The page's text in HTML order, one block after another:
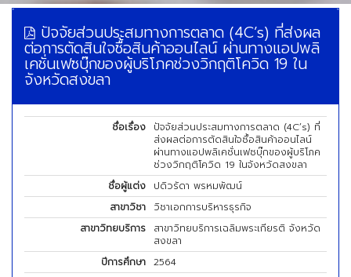
ปัจจัยส่วนประสมทางการตลาด (4C’s) ที่ส่งผล
ต่อการตัดสินใจซื้อสินค้าออนไลน์ ผ่านทางแอปพลิ
เคชั่นเฟซบุ๊กของผู้บริโภคช่วงวิกฤติโควิด 19 ใน
จังหวัดสงขลา
ชื่อเรื่อง
ปัจจัยส่วนประสมทางการตลาด (4C’s) ที่
ส่งผลต่อการตัดสินใจซื้อสินค้าออนไลน์
ผ่านทางแอปพลิเคชั่นเฟซบุ๊กของผู้บริโภค
ช่วงวิกฤติโควิด 19 ในจังหวัดสงขลา
ชื่อผู้แต่ง
ปดิวรัดา พรหมพัฒน์
สาขาวิชา
วิชาเอกการบริหารธุรกิจ
สาขาวิทยบริการ
สาขาวิทยบริการเฉลิมพระเกียรติ จังหวัด
สงขลา
ปีการศึกษา 2564